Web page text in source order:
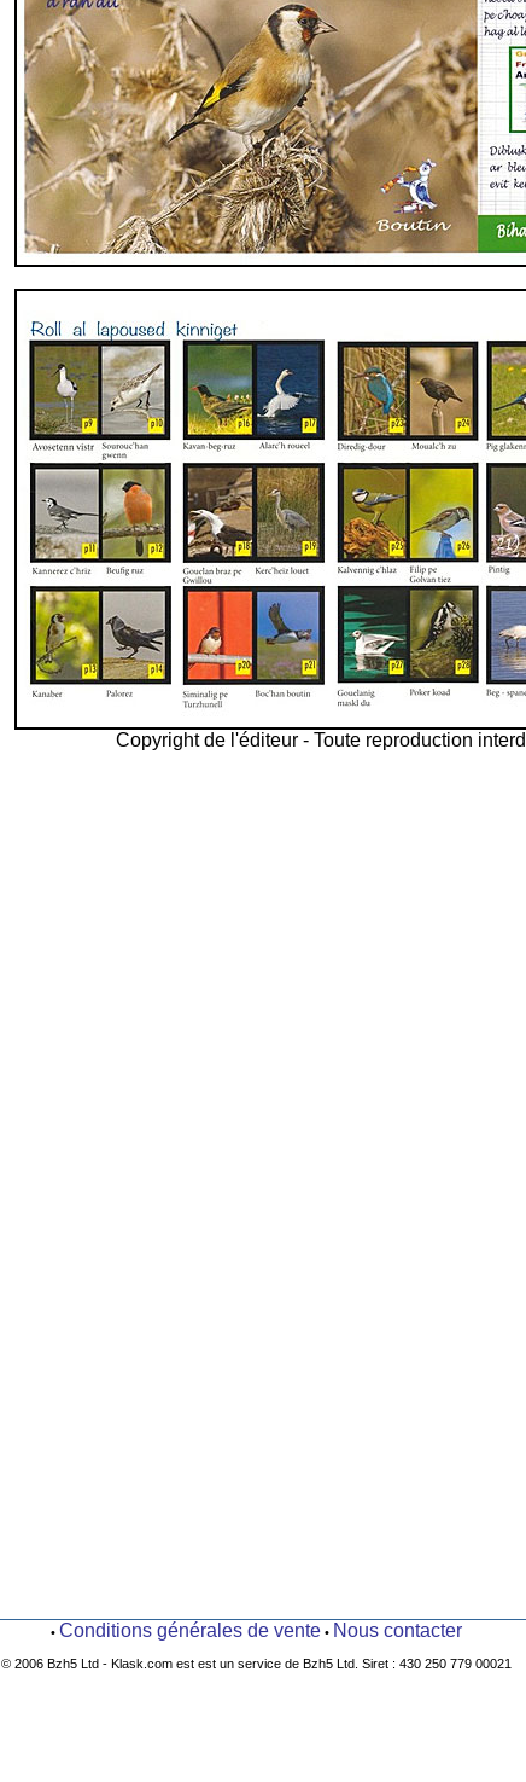
Copyright de l'éditeur - Toute reproduction
• Conditions générales de vente• Nous contacter
© 2006 Bzh5 Ltd - Klask.com est est un service de Bzh5 Ltd. Siret : 430 250 779 00021